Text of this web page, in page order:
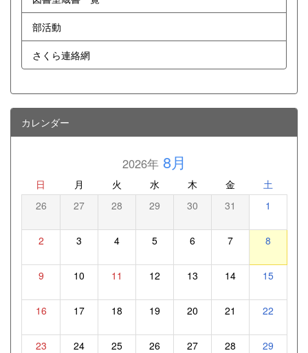
部活動
さくら連絡網
カレンダー
2026年8月
日 月 火 水 木 金 土
26 27 28 29 30 31 1
2 3 4 5 6 7 8
9 10 11 12 13 14 15
16 17 18 19 20 21 22
23 24 25 26 27 28 29